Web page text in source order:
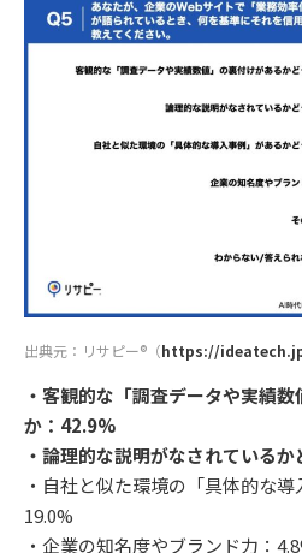
出典元：リサピー®︎（https://
・客観的な「調査データや実績
か：42.9%
・論理的な説明がなされている
・自社と似た環境の「具体的な
19.0%
・企業の知名度やブランド力：